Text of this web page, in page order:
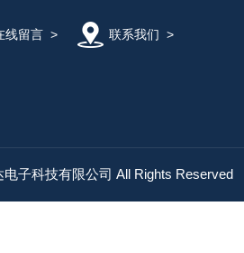
线留言> 联系我们 >
子科技有限公司 All Rights Reserved